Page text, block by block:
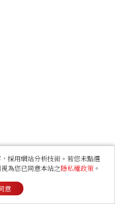
採用網站分析技術。若您未點選
為您已同意本站之隱私權政策 。
意